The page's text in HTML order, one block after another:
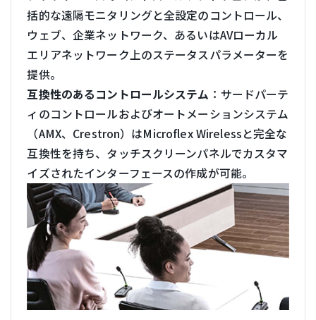
括的な遠隔モニタリングと全設定のコントロール、
ウェブ、企業ネットワーク、あるいはAVローカル
エリアネットワーク上のステータスパラメーターを
提供。
互換性のあるコントロールシステム ：サードパーテ
ィのコントロールおよびオートメーションシステム
（AMX、Crestron）はMicroflex Wirelessと完全な
互換性を持ち、タッチスクリーンパネルでカスタマ
イズされたインターフェースの作成が可能。